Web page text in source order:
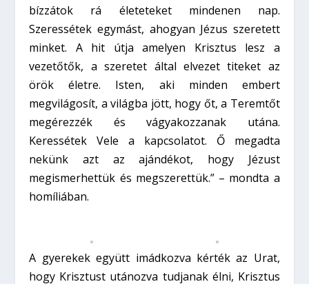
bízzátok rá életeteket mindenen nap.
Szeressétek egymást, ahogyan Jézus szeretett
minket. A hit útja amelyen Krisztus lesz a
vezetőtők, a szeretet által elvezet titeket az
örök életre. Isten, aki minden embert
megvilágosít, a világba jött, hogy őt, a Teremtőt
megérezzék és vágyakozzanak utána.
Keressétek Vele a kapcsolatot. Ő megadta
nekünk azt az ajándékot, hogy Jézust
megismerhettük és megszerettük.” – mondta a
homíliában.
A gyerekek együtt imádkozva kérték az Urat,
hogy Krisztust utánozva tudjanak élni, Krisztus